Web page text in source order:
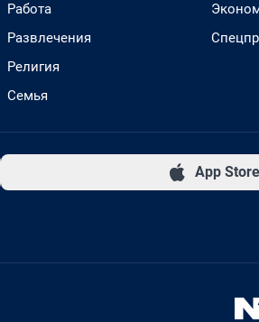
Работа
Развлечения
Религия
Семья
App Store